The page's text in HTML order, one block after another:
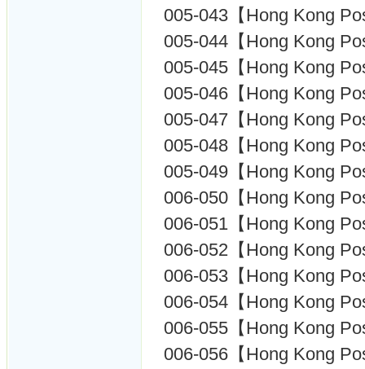
005-043【Hong Kong
005-044【Hong Kong
005-045【Hong Kong
005-046【Hong Kong
005-047【Hong Kong
005-048【Hong Kong
005-049【Hong Kong
006-050【Hong Kong
006-051【Hong Kong
006-052【Hong Kong
006-053【Hong Kong
006-054【Hong Kong
006-055【Hong Kong
006-056【Hong Kong